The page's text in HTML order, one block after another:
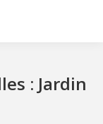
: Jardin